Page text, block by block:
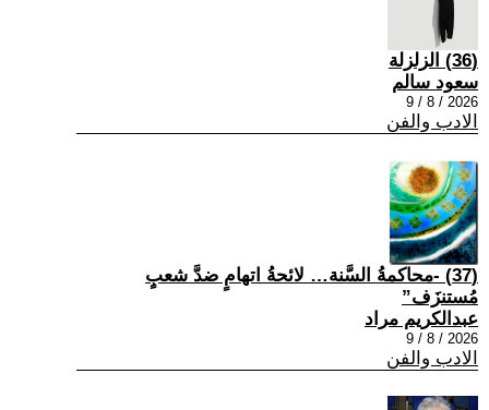
(36) الزلزلة
سعود سالم
2026 / 8 / 9
الادب والفن
(37) -محاكمةُ السَّنة… لائحةُ اتهامٍ ضدَّ شعبٍ
مُستنزَف”
عبدالكريم مراد
2026 / 8 / 9
الادب والفن